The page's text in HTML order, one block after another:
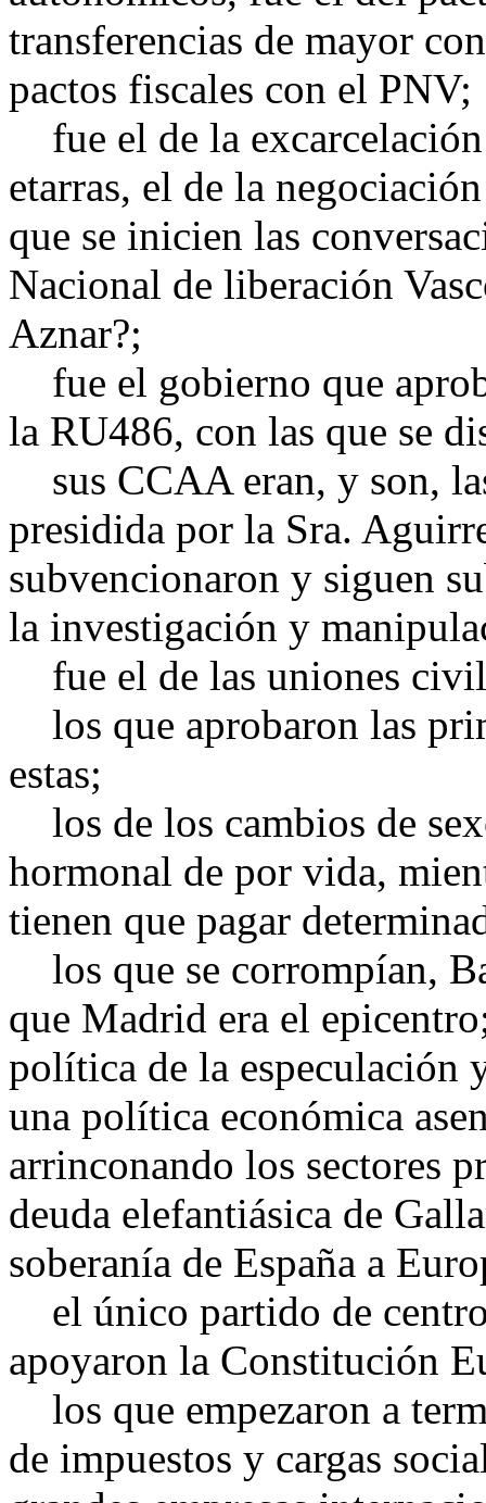
transferencias de mayor
pactos fiscales con el PNV;
fue el de la
etarras, el de la
que se inicien las
Nacional de liberación
Aznar?;
fue el gobierno que
la RU486, con las que se
sus CCAA eran, y son,
presidida por la Sra.
subvencionaron y siguen
la investigación y
fue el de las uniones
los que aprobaron las
estas;
los de los cambios de
hormonal de por vida,
tienen que pagar
los que se corrompían,
que Madrid era el
política de la especulación
una política económica
arrinconando los sectores
deuda elefantiásica de
soberanía de España a
el único partido de
apoyaron la Constitución
los que empezaron a
de impuestos y cargas